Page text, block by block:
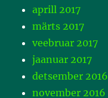
aprill 2017
märts 2017
veebruar 2017
jaanuar 2017
detsember 2016
november 2016